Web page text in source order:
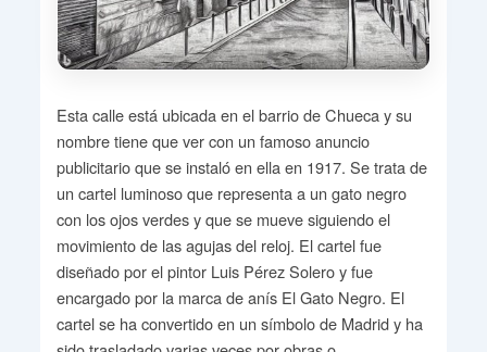
Esta calle está ubicada en el barrio de Chueca y su
nombre tiene que ver con un famoso anuncio
publicitario que se instaló en ella en 1917. Se trata de
un cartel luminoso que representa a un gato negro
con los ojos verdes y que se mueve siguiendo el
movimiento de las agujas del reloj. El cartel fue
diseñado por el pintor Luis Pérez Solero y fue
encargado por la marca de anís El Gato Negro. El
cartel se ha convertido en un símbolo de Madrid y ha